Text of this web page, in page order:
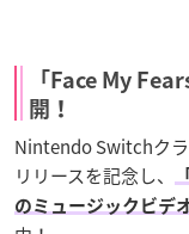
「Face My
開！
Nintendo Switchク
リリースを記念し、
のミュージックビデ